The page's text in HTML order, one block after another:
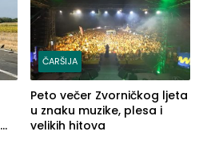
ČARŠIJA
Peto večer Zvorničkog ljeta
u znaku muzike, plesa i
velikih hitova